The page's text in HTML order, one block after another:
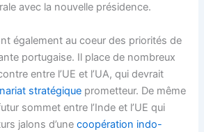
avec la nouvelle présidence.
également au coeur des priorités de
portugaise. Il place de nombreux
entre l’UE et l’UA, qui devrait
stratégique prometteur. De même
sommet entre l’Inde et l’UE qui
jalons d’unecoopération indo-